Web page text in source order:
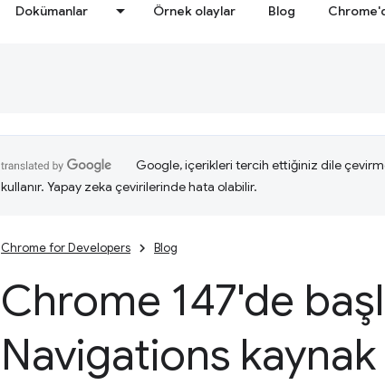
Dokümanlar Örnek olaylar Blog
Google, içerikleri tercih ettiğiniz dile
kullanır. Yapay zeka çevirilerinde hata olabilir.
Chrome for Developers Blog
Chrome 147'de
Navigations